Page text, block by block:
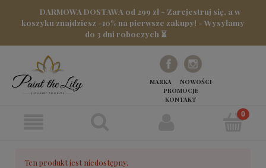
DARMOWA DOSTAWA od 299 zł - Zarejestruj się, a w
koszyku znajdziesz -10% na pierwsze zakupy! - Wysyłamy
do 3 dni roboczych ⏳
MARKA
NOWOŚCI
PROMOCJE
KONTAKT
Ten produkt jest niedostępny.